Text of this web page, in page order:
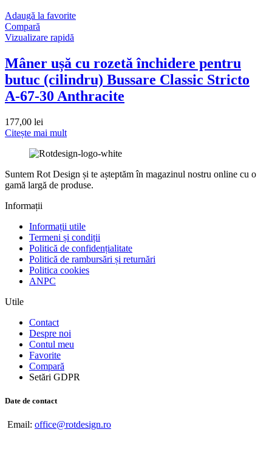
Adaugă la favorite
Compară
Vizualizare rapidă
Mâner ușă cu rozetă închidere pentru
butuc (cilindru) Bussare Classic Stricto
A-67-30 Anthracite
177,00 lei
Citește mai mult
Suntem Rot Design și te așteptăm în magazinul nostru online cu o
gamă largă de produse.
Informații
Informații utile
Termeni și condiții
Politică de confidențialitate
Politică de rambursări și returnări
Politica cookies
ANPC
Utile
Contact
Despre noi
Contul meu
Favorite
Compară
Setări GDPR
Date de contact
Email: office@rotdesign.ro